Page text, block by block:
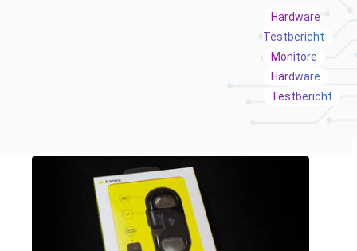
Hardware
Testbericht
Monitore
Hardware
Testbericht